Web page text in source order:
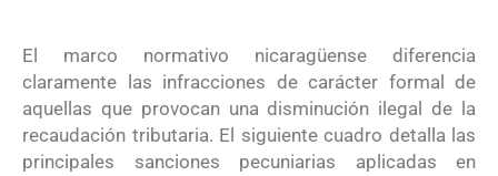
El marco normativo nicaragüense diferencia
claramente las infracciones de carácter formal de
aquellas que provocan una disminución ilegal de la
recaudación tributaria. El siguiente cuadro detalla las
principales sanciones pecuniarias aplicadas en